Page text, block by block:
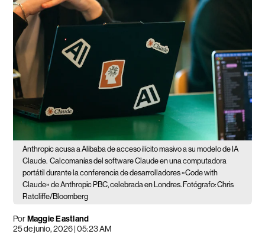
Anthropic acusa a Alibaba de acceso ilícito masivo a su modelo de IA
Claude. Calcomanías del software Claude en una computadora
portátil durante la conferencia de desarrolladores «Code with
Claude» de Anthropic PBC, celebrada en Londres. Fotógrafo: Chris
Ratcliffe/Bloomberg
PorMaggie Eastland
25 de junio, 2026 | 05:23 AM